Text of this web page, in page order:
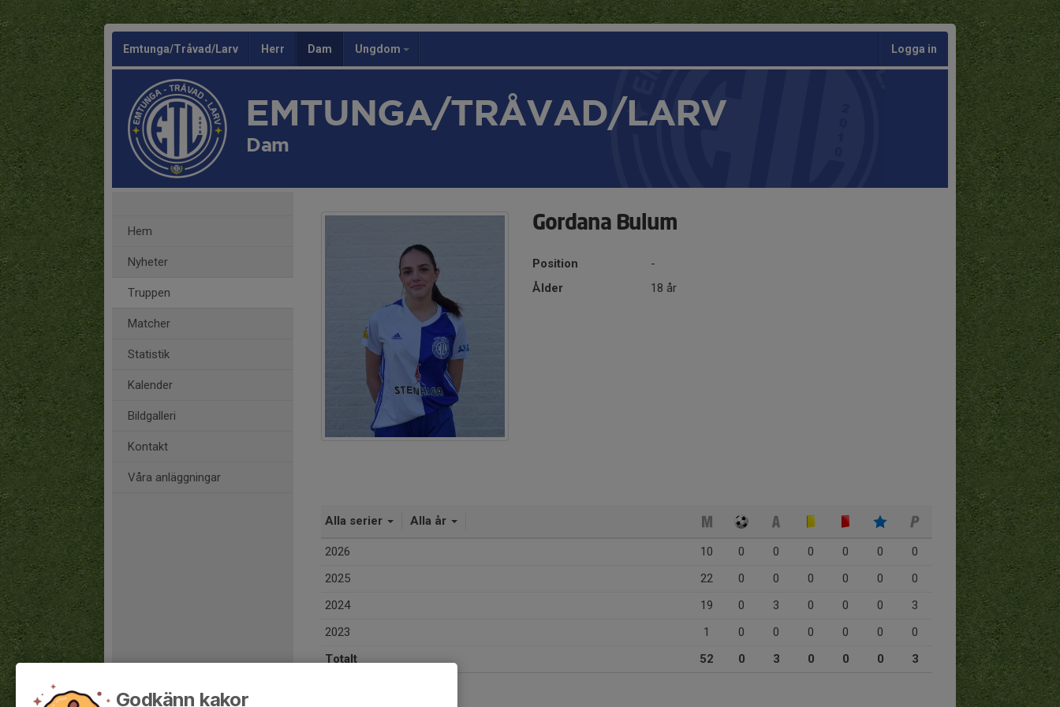
Emtunga/Tråvad/Larv Herr Dam Ungdom Logga in
EMTUNGA/TRÅVAD/LARV
Dam
Hem
Nyheter
Truppen
Matcher
Statistik
Kalender
Bildgalleri
Kontakt
Våra anläggningar
Gordana Bulum
Position
-
Ålder
18 år
Alla serier Alla år
2026 10 0 0 0 0 0
0
2025
22 0 0 0 0 0
0
2024
19 0 3 0 0 0
3
2023
1 0 0 0 0 0
0
Totalt
52 0 3 0 0 0 3
Godkänn kakor